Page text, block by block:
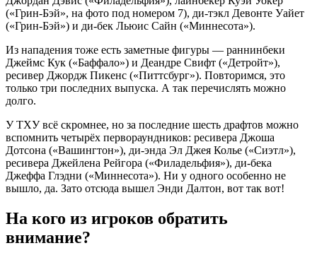
(«Грин-Бэй», на фото под номером 7), ди-тэкл Девонте Уайет
(«Грин-Бэй») и ди-бек Льюис Сайн («Миннесота»).
Из нападения тоже есть заметные фигуры — раннинбеки
Джеймс Кук («Баффало») и Деандре Свифт («Детройт»),
ресивер Джордж Пикенс («Питтсбург»). Повторимся, это
только три последних выпуска. А так перечислять можно
долго.
У ТХУ всё скромнее, но за последние шесть драфтов можно
вспомнить четырёх первораундников: ресивера Джоша
Дотсона («Вашингтон»), ди-энда Эл Джея Колье («Сиэтл»),
ресивера Джейлена Рейгора («Филадельфия»), ди-бека
Джеффа Глэдни («Миннесота»). Ни у одного особенно не
вышло, да. Зато отсюда вышел Энди Далтон, вот так вот!
На кого из игроков обратить
внимание?